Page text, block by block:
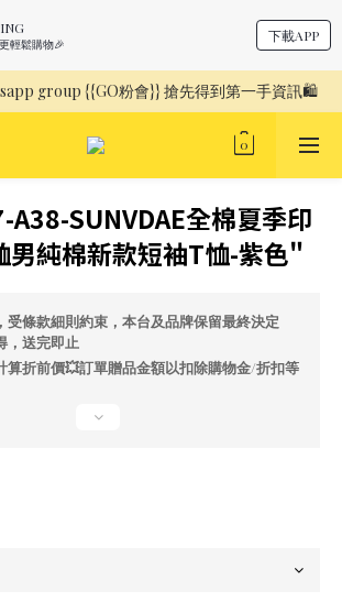
輕鬆購物🎉 下載APP
SUNVDAE全棉夏季印
男純棉新款短袖T恤-紫色"
受條款細則約束，本台及品牌保留最終決定
，送完即止
算折前價💥訂單贈品金額以扣除購物金/折扣等